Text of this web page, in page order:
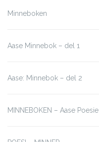
Minneboken
Aase Minnebok – del 1
Aase: Minnebok – del 2
MINNEBOKEN – Aase Poesie